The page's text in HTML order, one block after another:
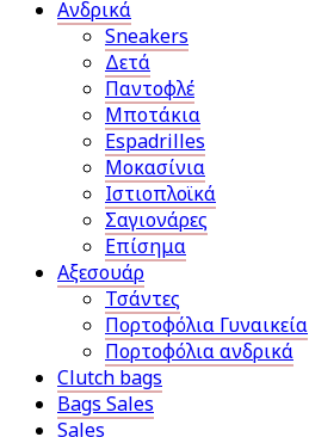
Ανδρικά
Sneakers
Δετά
Παντοφλέ
Μποτάκια
Espadrilles
Μοκασίνια
Ιστιοπλοϊκά
Σαγιονάρες
Επίσημα
Αξεσουάρ
Τσάντες
Πορτοφόλια Γυναικεία
Πορτοφόλια ανδρικά
Clutch bags
Bags Sales
Sales